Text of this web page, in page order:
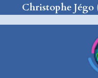
Christophe Jégo